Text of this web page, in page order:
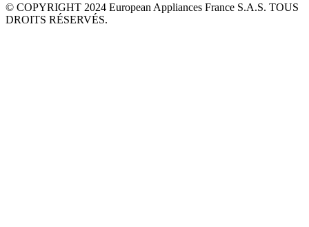
© COPYRIGHT 2024 European Appliances France S.A.S. TOUS
DROITS RÉSERVÉS.